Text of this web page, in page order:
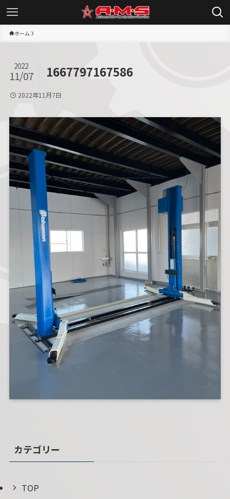
ホーム
1667797167586
2022
11/07
2022年11月7日
カテゴリー
TOP